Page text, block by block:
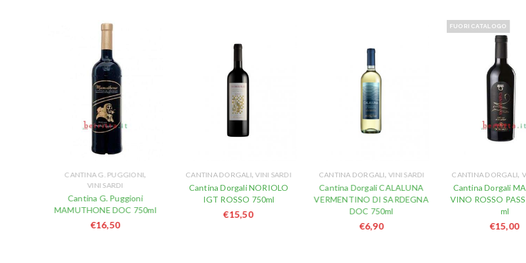
CANTINA G. PUGGIONI,
VINI SARDI
Cantina G. Puggioni
MAMUTHONE DOC 750ml
€16,50
CANTINA DORGALI,VINI SARDI
Cantina Dorgali NORIOLO
IGT ROSSO 750ml
€15,50
CANTINA DORGALI,VINI SARDI
Cantina Dorgali CALALUNA
VERMENTINO DI SARDEGNA
DOC 750ml
€6,90
FUORI CATALOGO
CANTINA DORGALI,
Cantina Dorgali
VINO ROSSO
ml
€15,00